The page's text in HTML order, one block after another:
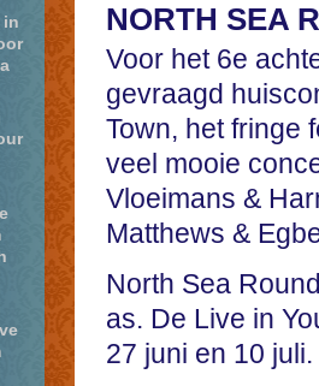
in
NORTH SEA
Voor het 6e
gevraagd
Town, het fringe
veel mooie
Vloeimans &
Matthews &
North Sea
as. De Live in
27 juni en 10 juli.